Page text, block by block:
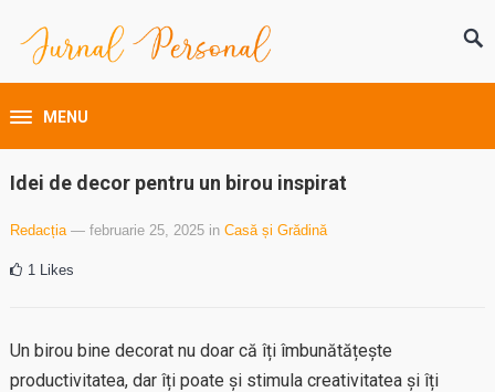
MENU
Idei de decor pentru un birou inspirat
Redacția — februarie 25, 2025 in Casă și Grădină
1 Likes
Un birou bine decorat nu doar că îți îmbunătățește
productivitatea, dar îți poate și stimula creativitatea și îți